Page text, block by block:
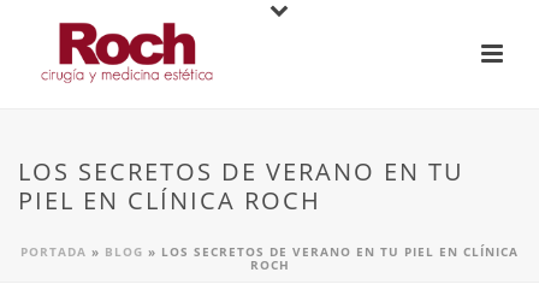
LOS SECRETOS DE VERANO EN TU
PIEL EN CLÍNICA ROCH
PORTADA » BLOG » LOS SECRETOS DE VERANO EN TU PIEL EN CLÍNICA
ROCH